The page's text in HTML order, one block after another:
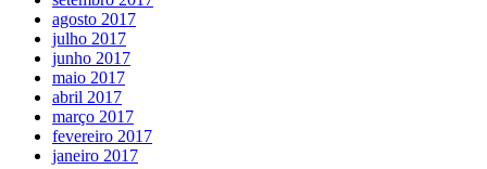
agosto 2017
julho 2017
junho 2017
maio 2017
abril 2017
março 2017
fevereiro 2017
janeiro 2017